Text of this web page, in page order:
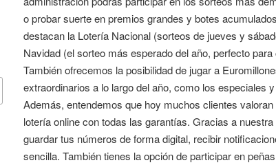
o probar suerte en premios grandes y botes
destacan la Lotería Nacional (sorteos de jueves y
Navidad (el sorteo más esperado del año, perfecto
También ofrecemos la posibilidad de jugar a
extraordinarios a lo largo del año, como los especiales
Además, entendemos que hoy muchos clientes
lotería online con todas las garantías. Gracias a
guardar tus números de forma digital, recibir
sencilla. También tienes la opción de participar en